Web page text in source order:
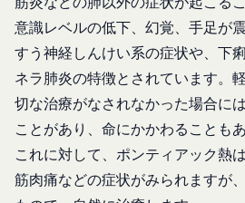
意識レベルの低下、幻覚、手足が
すう神経しんけい系の症状や、下
ネラ肺炎の特徴とされています。
切な治療がなされなかった場合に
ことがあり、命にかかわることもあ
これに対して、ポンティアック熱
筋肉痛などの症状がみられますが
ある情報を提供するために
ー」といいます。これに類似の
を使用することがあります。
クッキーは、ウェブサイトを利
用のパソコンや携帯端末に一時
せるもので、これを利用するこ
バに、当社サイト内におけるお
クセスしたURL、コンテンツ、
齢や性別、職業、居住地域、位
個別規定や追加規定を掲載する
に定める方法により本サービス
発信する場合、それらは本規約
のとし、個別規定、追加規定又
と抵触する場合には、当該個別
ルール等が優先されるものとし
当社は、本規約を変更する必要
会員の明示の承諾を得ることな
ることができるものとします。